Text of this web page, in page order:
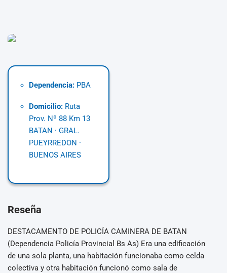
Dependencia: PBA
Domicilio: Ruta
Prov. Nº 88 Km 13
BATAN · GRAL.
PUEYRREDON ·
BUENOS AIRES
Reseña
DESTACAMENTO DE POLICÍA CAMINERA DE BATAN
(Dependencia Policía Provincial Bs As) Era una edificación
de una sola planta, una habitación funcionaba como celda
colectiva y otra habitación funcionó como sala de